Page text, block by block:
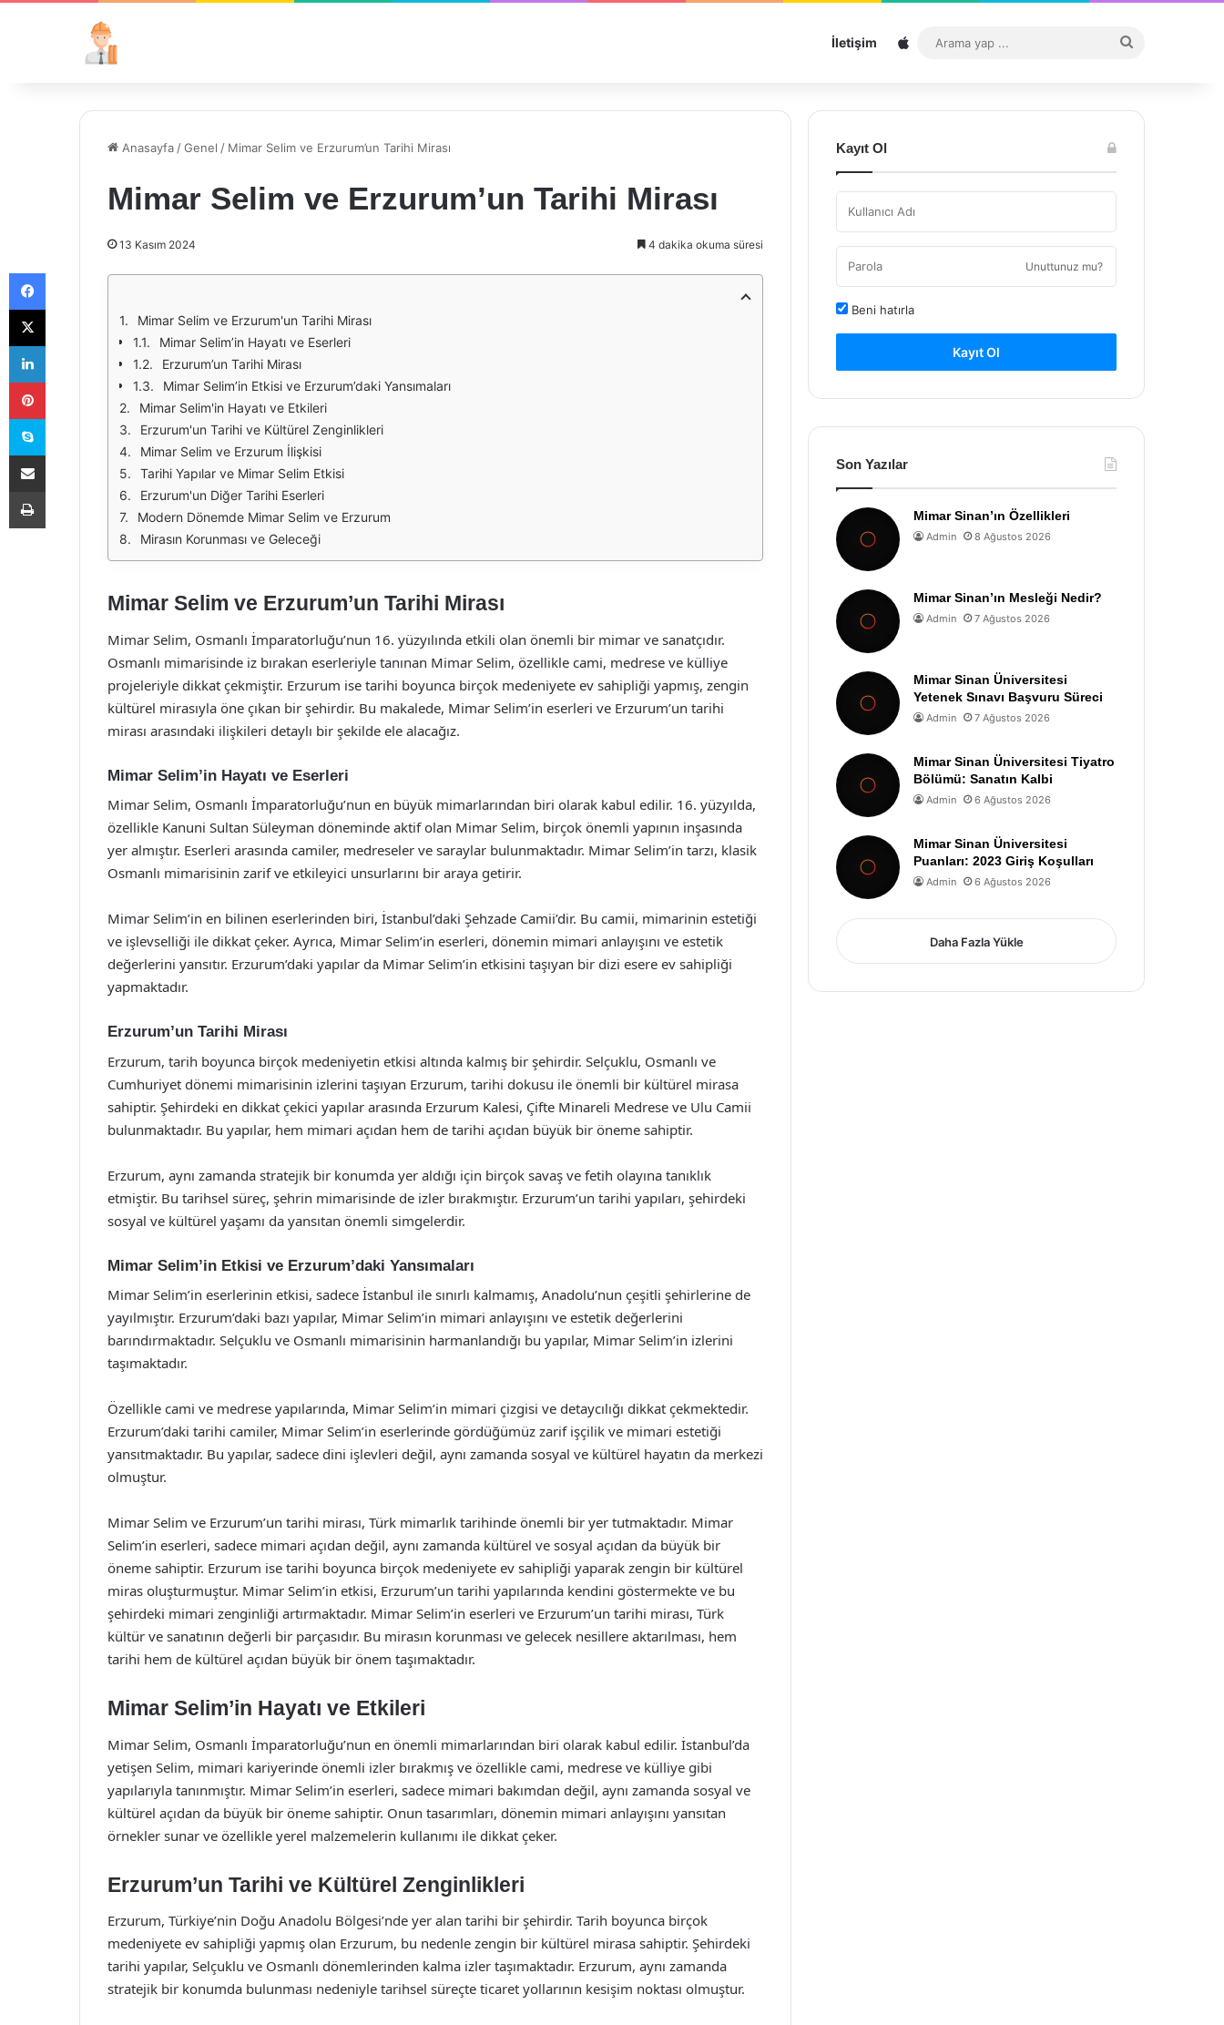
İletişim Sitemap
...
Anasayfa /Genel / Mimar Selim ve Erzurum’un Tarihi Mirası
Mimar Selim ve Erzurum’un Tarihi Mirası
13 Kasım 2024 4 dakika okuma süresi
Mimar Selim ve Erzurum'un Tarihi Mirası
Mimar Selim’in Hayatı ve Eserleri
Erzurum’un Tarihi Mirası
Mimar Selim’in Etkisi ve Erzurum’daki Yansımaları
Mimar Selim'in Hayatı ve Etkileri
Erzurum'un Tarihi ve Kültürel Zenginlikleri
Mimar Selim ve Erzurum İlişkisi
Tarihi Yapılar ve Mimar Selim Etkisi
Erzurum'un Diğer Tarihi Eserleri
Modern Dönemde Mimar Selim ve Erzurum
Mirasın Korunması ve Geleceği
Mimar Selim ve Erzurum’un Tarihi Mirası
Mimar Selim, Osmanlı İmparatorluğu’nun 16. yüzyılında etkili olan önemli bir mimar ve sanatçıdır.
Osmanlı mimarisinde iz bırakan eserleriyle tanınan Mimar Selim, özellikle cami, medrese ve külliye
projeleriyle dikkat çekmiştir. Erzurum ise tarihi boyunca birçok medeniyete ev sahipliği yapmış, zengin
kültürel mirasıyla öne çıkan bir şehirdir. Bu makalede, Mimar Selim’in eserleri ve Erzurum’un tarihi
mirası arasındaki ilişkileri detaylı bir şekilde ele alacağız.
Mimar Selim’in Hayatı ve Eserleri
Mimar Selim, Osmanlı İmparatorluğu’nun en büyük mimarlarından biri olarak kabul edilir. 16. yüzyılda,
özellikle Kanuni Sultan Süleyman döneminde aktif olan Mimar Selim, birçok önemli yapının inşasında
yer almıştır. Eserleri arasında camiler, medreseler ve saraylar bulunmaktadır. Mimar Selim’in tarzı, klasik
Osmanlı mimarisinin zarif ve etkileyici unsurlarını bir araya getirir.
Mimar Selim’in en bilinen eserlerinden biri, İstanbul’daki Şehzade Camii’dir. Bu camii, mimarinin estetiği
ve işlevselliği ile dikkat çeker. Ayrıca, Mimar Selim’in eserleri, dönemin mimari anlayışını ve estetik
değerlerini yansıtır. Erzurum’daki yapılar da Mimar Selim’in etkisini taşıyan bir dizi esere ev sahipliği
yapmaktadır.
Erzurum’un Tarihi Mirası
Erzurum, tarih boyunca birçok medeniyetin etkisi altında kalmış bir şehirdir. Selçuklu, Osmanlı ve
Cumhuriyet dönemi mimarisinin izlerini taşıyan Erzurum, tarihi dokusu ile önemli bir kültürel mirasa
sahiptir. Şehirdeki en dikkat çekici yapılar arasında Erzurum Kalesi, Çifte Minareli Medrese ve Ulu Camii
bulunmaktadır. Bu yapılar, hem mimari açıdan hem de tarihi açıdan büyük bir öneme sahiptir.
Erzurum, aynı zamanda stratejik bir konumda yer aldığı için birçok savaş ve fetih olayına tanıklık
etmiştir. Bu tarihsel süreç, şehrin mimarisinde de izler bırakmıştır. Erzurum’un tarihi yapıları, şehirdeki
sosyal ve kültürel yaşamı da yansıtan önemli simgelerdir.
Mimar Selim’in Etkisi ve Erzurum’daki Yansımaları
Mimar Selim’in eserlerinin etkisi, sadece İstanbul ile sınırlı kalmamış, Anadolu’nun çeşitli şehirlerine de
yayılmıştır. Erzurum’daki bazı yapılar, Mimar Selim’in mimari anlayışını ve estetik değerlerini
barındırmaktadır. Selçuklu ve Osmanlı mimarisinin harmanlandığı bu yapılar, Mimar Selim’in izlerini
taşımaktadır.
Özellikle cami ve medrese yapılarında, Mimar Selim’in mimari çizgisi ve detaycılığı dikkat çekmektedir.
Erzurum’daki tarihi camiler, Mimar Selim’in eserlerinde gördüğümüz zarif işçilik ve mimari estetiği
yansıtmaktadır. Bu yapılar, sadece dini işlevleri değil, aynı zamanda sosyal ve kültürel hayatın da merkezi
olmuştur.
Mimar Selim ve Erzurum’un tarihi mirası, Türk mimarlık tarihinde önemli bir yer tutmaktadır. Mimar
Selim’in eserleri, sadece mimari açıdan değil, aynı zamanda kültürel ve sosyal açıdan da büyük bir
öneme sahiptir. Erzurum ise tarihi boyunca birçok medeniyete ev sahipliği yaparak zengin bir kültürel
miras oluşturmuştur. Mimar Selim’in etkisi, Erzurum’un tarihi yapılarında kendini göstermekte ve bu
şehirdeki mimari zenginliği artırmaktadır. Mimar Selim’in eserleri ve Erzurum’un tarihi mirası, Türk
kültür ve sanatının değerli bir parçasıdır. Bu mirasın korunması ve gelecek nesillere aktarılması, hem
tarihi hem de kültürel açıdan büyük bir önem taşımaktadır.
Mimar Selim’in Hayatı ve Etkileri
Mimar Selim, Osmanlı İmparatorluğu’nun en önemli mimarlarından biri olarak kabul edilir. İstanbul’da
yetişen Selim, mimari kariyerinde önemli izler bırakmış ve özellikle cami, medrese ve külliye gibi
yapılarıyla tanınmıştır. Mimar Selim’in eserleri, sadece mimari bakımdan değil, aynı zamanda sosyal ve
kültürel açıdan da büyük bir öneme sahiptir. Onun tasarımları, dönemin mimari anlayışını yansıtan
örnekler sunar ve özellikle yerel malzemelerin kullanımı ile dikkat çeker.
Erzurum’un Tarihi ve Kültürel Zenginlikleri
Erzurum, Türkiye’nin Doğu Anadolu Bölgesi’nde yer alan tarihi bir şehirdir. Tarih boyunca birçok
medeniyete ev sahipliği yapmış olan Erzurum, bu nedenle zengin bir kültürel mirasa sahiptir. Şehirdeki
tarihi yapılar, Selçuklu ve Osmanlı dönemlerinden kalma izler taşımaktadır. Erzurum, aynı zamanda
stratejik bir konumda bulunması nedeniyle tarihsel süreçte ticaret yollarının kesişim noktası olmuştur.
Kayıt Ol
Unuttunuz mu?
Beni hatırla
Kayıt Ol
Son Yazılar
Mimar Sinan’ın Özellikleri
Admin 8 Ağustos 2026
Mimar Sinan’ın Mesleği Nedir?
Admin 7 Ağustos 2026
Mimar Sinan Üniversitesi
Yetenek Sınavı Başvuru Süreci
Admin 7 Ağustos 2026
Mimar Sinan Üniversitesi Tiyatro
Bölümü: Sanatın Kalbi
Admin 6 Ağustos 2026
Mimar Sinan Üniversitesi
Puanları: 2023 Giriş Koşulları
Admin 6 Ağustos 2026
Daha Fazla Yükle
Facebook
X
LinkedIn
Pinterest
Skype
E-Posta ile paylaş